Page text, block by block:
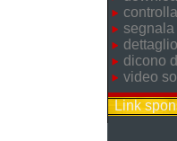
dicono
video
Link